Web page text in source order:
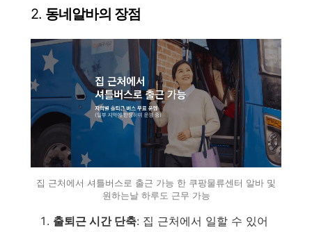
2. 동네알바의 장점
집 근처에서 셔틀버스로 출근 가능 한 쿠팡물류센터 알바 및
원하는날 하루도 근무 가능
출퇴근 시간 단축: 집 근처에서 일할 수 있어